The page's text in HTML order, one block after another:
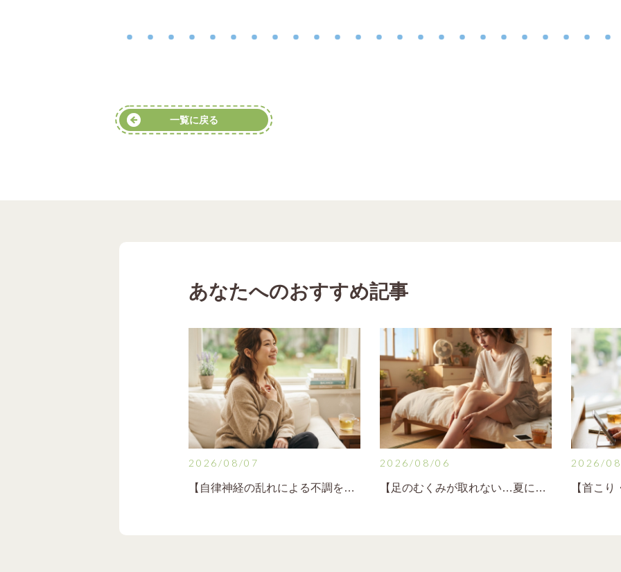
一覧に戻る
あなたへのおすすめ記事
2026/08/07
【自律神経の乱れによる不調を感じたら知っておきたいこと】
2026/08/06
【足のむくみが取れない…夏に起こりやすい理由】
2026/